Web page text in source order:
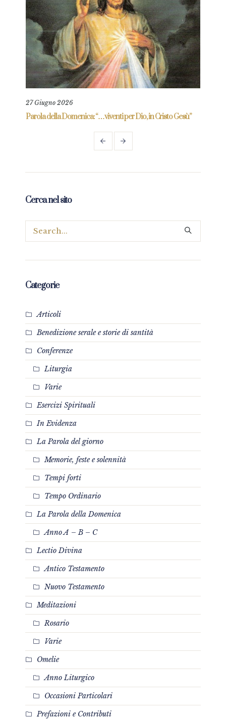
27 Giugno 2026
Parola della Domenica: “…viventi per Dio, in Cristo Gesù”
Cerca nel sito
Categorie
Articoli
Benedizione serale e storie di santità
Conferenze
Liturgia
Varie
Esercizi Spirituali
In Evidenza
La Parola del giorno
Memorie, feste e solennità
Tempi forti
Tempo Ordinario
La Parola della Domenica
Anno A – B – C
Lectio Divina
Antico Testamento
Nuovo Testamento
Meditazioni
Rosario
Varie
Omelie
Anno Liturgico
Occasioni Particolari
Prefazioni e Contributi